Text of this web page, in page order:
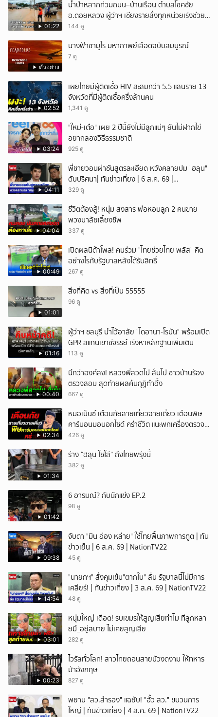
01:22
น้ำป่าหลากท่วมถนน–บ้านเรือน ตำบลโชคชัย
อ.ดอยหลวง ผู้ว่าฯ เชียงรายสั่งทุกหน่วยเร่งช่วย
เหลือประชาชน
144 ดู
ตัวอย่าง
นางฟ้าซามูไร มหากาพย์เลือดฉบับสมบูรณ์
7 ดู
02:52
เผยไทยมีผู้ติดเชื้อ HIV สะสมกว่า 5.5 แสนราย 13
จังหวัดที่มีผู้ติดเชื้อครึ่งล้านคน
1,341 ดู
03:24
"ใหม่-เต๋อ" เผย 2 ปีนี้ยังไม่มีลูกแน่ๆ ยันไม่ฝากไข่
อยากลองวิธีธรรมชาติ
925 ดู
04:11
พี่ชายวอนผ่าชันสูตรละเอียด หวังคลายปม "ฮลุน"
ดับปริศนา| ทันข่าวเที่ยง | 6 ส.ค. 69 |
NationTV22
329 ดู
04:04
ชึวิตต้องสู้! หนุ่ม สงสาร พ่อหอบลูก 2 คนขาย
พวงมาลัยเลี้ยงชีพ
337 ดู
00:49
เปิดผลนิด้าโพล! คนร่วม "ไทยช่วยไทย พลัส" คิด
อย่างไรกับรัฐบาลหลังได้รับสิทธิ์
267 ดู
01:01
สิ่งที่คิด vs สิ่งที่เป็น 55555
96 ดู
01:16
ผู้ว่าฯ ชลบุรี นำไว้อาลัย "ไดอานา-โรมัน" พร้อมเปิด
GPR สแกนเขาชีจรรย์ เร่งหาหลักฐานเพิ่มเติม
113 ดู
00:40
นึกว่าองค์ลง! หลวงพี่สวดไป สั่นไป ชาวบ้านร้อง
ตรวจสอบ สุดท้ายผลค้นกุฏิทำอึ้ง
667 ดู
02:34
หมอเบ็นซ์ เตือนภัยสายเที่ยวฉายเดี่ยว เตือนพิษ
คาร์บอนมอนอกไซด์ คร่าชีวิต แนะพกเครื่องตรวจ
วัดติดตัว
426 ดู
01:34
ร่าง “ฮลุน โซโล่” ถึงไทยพรุ่งนี้
382 ดู
01:42
6 อารมณ์? กับนักแข่ง EP.2
98 ดู
09:38
จับตา "มิน อ่อง หล่าย" ใช้ไทยฟื้นภาพการทูต | ทัน
ข่าวเย็น | 6 ส.ค. 69 | NationTV22
45 ดู
14:54
"นายกฯ" สั่งคุมเข้ม"ตากใบ" ลั่น รัฐบาลนี้ไม่มีการ
เคลียร์! | ทันข่าวเที่ยง | 3 ส.ค. 69 | NationTV22
48 ดู
03:01
หนุ่มใหญ่ เดือด! รบเขมรให้สูญเสียทำไม ทีลูกหลา
ยมึ_อยู่สบาย ไม่เคยสูญเสีย
282 ดู
00:23
ไวรัลทั่วโลก! สาวไทยถอนสายบัวงดงาม ให้ทหาร
ม้าอังกฤษ
827 ดู
พยาน "สว.สำรอง" แฉยับ! "ฮั้ว สว." ขบวนการ
ใหญ่ | ทันข่าวเที่ยง | 4 ส.ค. 69 | NationTV22